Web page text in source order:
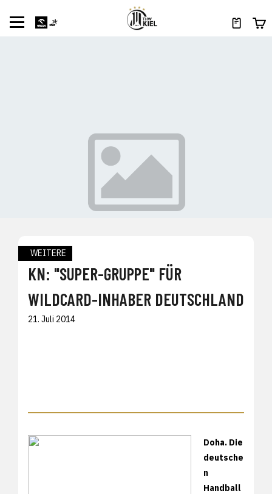
WEITERE
KN: "SUPER-GRUPPE" FÜR
WILDCARD-INHABER DEUTSCHLAND
21. Juli 2014
Doha. Die
deutsche
n
Handball